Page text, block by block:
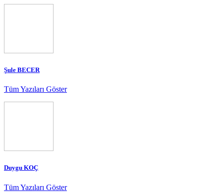
Şule BECER
Tüm Yazıları Göster
Duygu KOÇ
Tüm Yazıları Göster